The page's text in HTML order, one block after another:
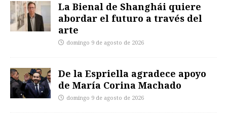
La Bienal de Shanghái quiere
abordar el futuro a través del
arte
domingo 9 de agosto de 2026
De la Espriella agradece apoyo
de María Corina Machado
domingo 9 de agosto de 2026